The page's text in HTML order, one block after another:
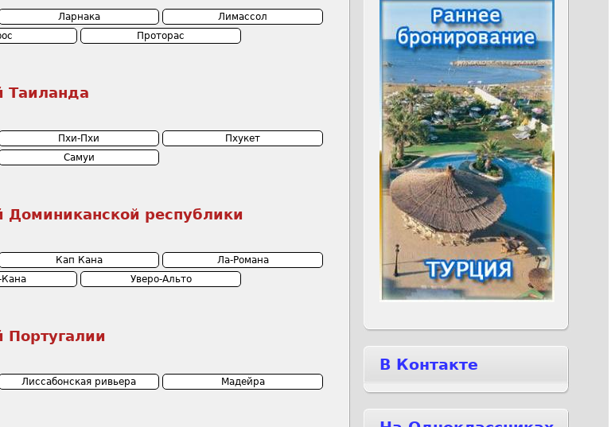
Ларнака
Лимассол
Проторас
Таиланда
Пхи-Пхи
Пхукет
Самуи
Доминиканской республики
Кап Кана
Ла-Романа
Кана
Уверо-Альто
Португалии
Лиссабонская ривьера Мадейра
В Контакте